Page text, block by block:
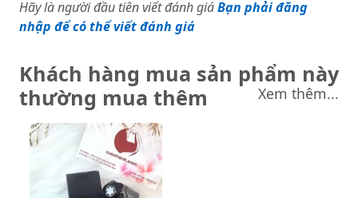
Hãy là người đầu tiên viết đánh giáBạn phải đăng
nhập để có thể viết đánh giá
Khách hàng mua sản phẩm này
thường mua thêm
Xem thêm...